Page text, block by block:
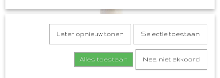
Later opnieuw tonen Selectie toestaan
Alles toestaan Nee, niet akkoord